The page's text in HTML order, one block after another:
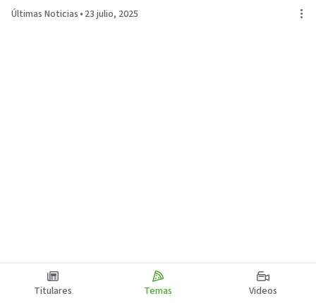
Últimas Noticias • 23 julio, 2025
Titulares Temas Videos